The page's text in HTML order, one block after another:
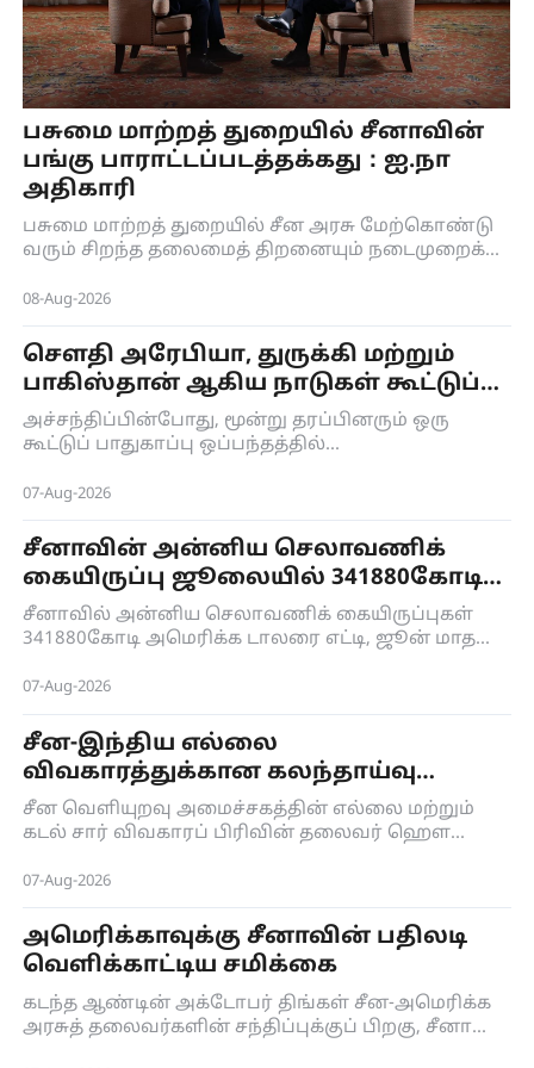
பசுமை மாற்றத் துறையில் சீனாவின்
பங்கு பாராட்டப்படத்தக்கது：ஐ.நா
அதிகாரி
பசுமை மாற்றத் துறையில் சீன அரசு மேற்கொண்டு
வரும் சிறந்த தலைமைத் திறனையும் நடைமுறைக்கு
பற்றிய ஐ.நா கட்டுக்கோப்பு உடன்படிக்கையின்
செயலகத்தின் நிர்வாகச் செயலாளர் சைமன் ஸ்டீல்
பாராட்டியுள்ளார்.
08-Aug-2026
செளதி அரேபியா, துருக்கி மற்றும்
பாகிஸ்தான் ஆகிய நாடுகள் கூட்டுப்
பாதுகாப்பு ஒப்பந்தம்
அச்சந்திப்பின்போது, ​​மூன்று தரப்பினரும் ஒரு
கூட்டுப் பாதுகாப்பு ஒப்பந்தத்தில்
07-Aug-2026
சீனாவின் அன்னிய செலாவணிக்
கையிருப்பு ஜூலையில் 341880கோடி
டாலரை எட்டியது
சீனாவில் அன்னிய செலாவணிக் கையிருப்புகள்
341880கோடி அமெரிக்க டாலரை எட்டி, ஜூன் மாத
அதிகரித்தது.
07-Aug-2026
சீன-இந்திய எல்லை
விவகாரத்துக்கான கலந்தாய்வு
மற்றும் ஒருங்கிணைப்புப் பணி
அமைப்புமுறை பற்றிய 36வது கூட்டம்
சீன வெளியுறவு அமைச்சகத்தின் எல்லை மற்றும்
கடல் சார் விவகாரப் பிரிவின் தலைவர் ஹௌ
கிழக்காசிய பிரிவின் இணைச் செயலாளர் சுஜித்
கோஷ் ஆகியோர், ஆகஸ்டு 6ஆம் நாள் புது
தில்லியில் நடைபெற்ற சீன-இந்திய எல்லை
விவகாரத்துக்கான கலந்தாய்வு மற்றும்
ஒருங்கிணைப்புப் பணி அமைப்புமுறை பற்றிய
36வது கூட்டத்துக்குக் கூட்டாகத் தலைமைத்
தாங்கினர்.
07-Aug-2026
அமெரிக்காவுக்கு சீனாவின் பதிலடி
வெளிக்காட்டிய சமிக்கை
கடந்த ஆண்டின் அக்டோபர் திங்கள் சீன-அமெரிக்க
அரசுத் தலைவர்களின் சந்திப்புக்குப் பிறகு, சீனா